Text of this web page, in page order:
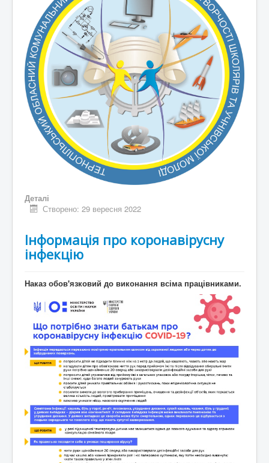
Деталі
Створено: 29 вересня 2022
Інформація про коронавірусну
інфекцію
Наказ обов'язковий до виконання всіма працівниками.